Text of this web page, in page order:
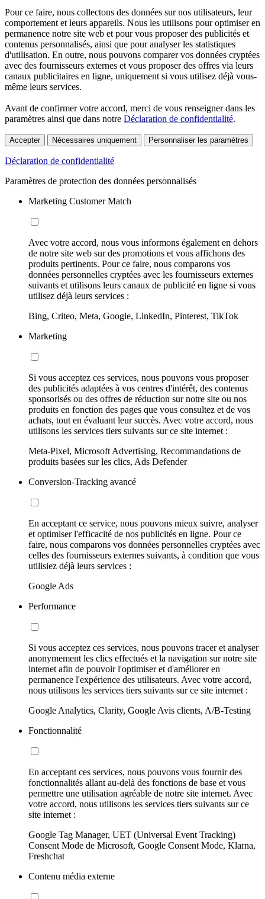
Pour ce faire, nous collectons des données sur nos utilisateurs, leur
comportement et leurs appareils. Nous les utilisons pour optimiser en
permanence notre site web et pour vous proposer des publicités et
contenus personnalisés, ainsi que pour analyser les statistiques
d'utilisation. En outre, nous pouvons comparer vos données cryptées
avec des fournisseurs externes et vous proposer des offres via leurs
canaux publicitaires en ligne, uniquement si vous utilisez déjà vous-
même leurs services.
Avant de confirmer votre accord, merci de vous renseigner dans les
paramètres ainsi que dans notre Déclaration de confidentialité.
Accepter Nécessaires uniquement Personnaliser les paramètres
Déclaration de confidentialité
Paramètres de protection des données personnalisés
Marketing Customer Match
Avec votre accord, nous vous informons également en dehors
de notre site web sur des promotions et vous affichons des
produits pertinents. Pour ce faire, nous comparons vos
données personnelles cryptées avec les fournisseurs externes
suivants et utilisons leurs canaux de publicité en ligne si vous
utilisez déjà leurs services :
Bing, Criteo, Meta, Google, LinkedIn, Pinterest, TikTok
Marketing
Si vous acceptez ces services, nous pouvons vous proposer
des publicités adaptées à vos centres d'intérêt, des contenus
sponsorisés ou des offres de réduction sur notre site ou nos
produits en fonction des pages que vous consultez et de vos
achats, tout en évaluant leur succès. Avec votre accord, nous
utilisons les services tiers suivants sur ce site internet :
Meta-Pixel, Microsoft Advertising, Recommandations de
produits basées sur les clics, Ads Defender
Conversion-Tracking avancé
En acceptant ce service, nous pouvons mieux suivre, analyser
et optimiser l'efficacité de nos publicités en ligne. Pour ce
faire, nous comparons vos données personnelles cryptées avec
celles des fournisseurs externes suivants, à condition que vous
utilisiez déjà leurs services :
Google Ads
Performance
Si vous acceptez ces services, nous pouvons tracer et analyser
anonymement les clics effectués et la navigation sur notre site
internet afin de pouvoir l'optimiser et d'améliorer en
permanence l'expérience des utilisateurs. Avec votre accord,
nous utilisons les services tiers suivants sur ce site internet :
Google Analytics, Clarity, Google Avis clients, A/B-Testing
Fonctionnalité
En acceptant ces services, nous pouvons vous fournir des
fonctionnalités allant au-delà des fonctions de base et vous
permettre une utilisation agréable de notre site internet. Avec
votre accord, nous utilisons les services tiers suivants sur ce
site internet :
Google Tag Manager, UET (Universal Event Tracking)
Consent Mode de Microsoft, Google Consent Mode, Klarna,
Freshchat
Contenu média externe